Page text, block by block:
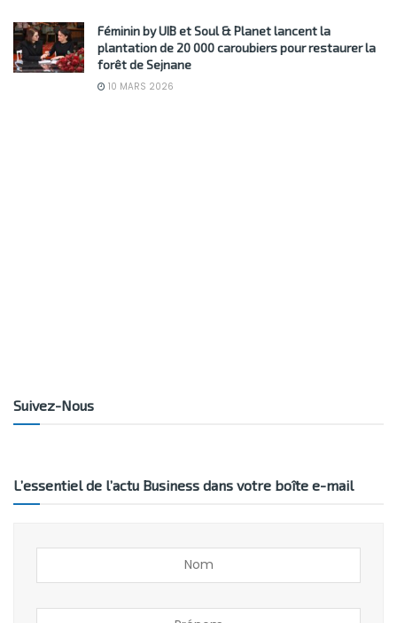
Féminin by UIB et Soul & Planet lancent la
plantation de 20 000 caroubiers pour restaurer la
forêt de Sejnane
10 MARS 2026
Suivez-Nous
L’essentiel de l’actu Business dans votre boîte e-mail